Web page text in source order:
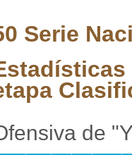
Serie
de